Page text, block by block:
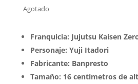
Agotado
Franquicia: Jujutsu Kaisen
Personaje: Yuji Itadori
Fabricante: Banpresto
Tamaño: 16 centímetros de